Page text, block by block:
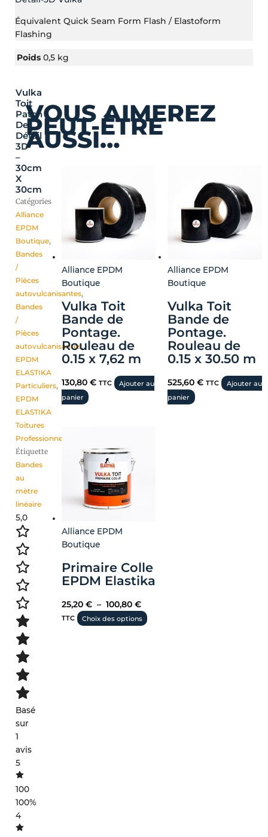
Équivalent Quick Seam Form Flash / Elastoform
Flashing
Poids 0,5 kg
Vulka
Toit
Patch
De
Détail
3D
–
30cm
X
30cm
Catégories
Alliance
EPDM
Boutique,
Bandes
/
Pièces
autovulcanisantes,
Bandes
/
Pièces
autovulcanisantes,
EPDM
ELASTIKA
Particuliers,
EPDM
ELASTIKA
Toitures
Professionnels
Étiquette
Bandes
au
mètre
linéaire
5,0
Basé
sur
1
avis
5
100
100%
4
VOUS AIMEREZ
PEUT-ÊTRE
AUSSI…
Alliance EPDM
Boutique
Vulka Toit
Bande de
Pontage.
Rouleau de
0.15 x 7,62 m
130,80 € TTC
Ajouter au
panier
Alliance EPDM
Boutique
Vulka Toit
Bande de
Pontage.
Rouleau de
0.15 x 30.50 m
525,60€ TTC
Ajouter au
panier
Alliance EPDM
Boutique
Primaire Colle
EPDM Elastika
25,20 € – 100,80 €
de
prix :
25,20 €
TTC Choix des options
produit
a
plusieurs